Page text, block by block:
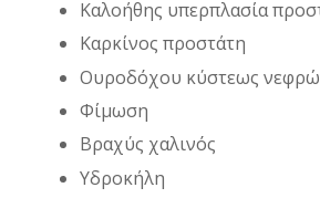
Καλοήθης υπερπλασία
Καρκίνος προστάτη
Ουροδόχου κύστεως
Φίμωση
Βραχύς χαλινός
Υδροκήλη